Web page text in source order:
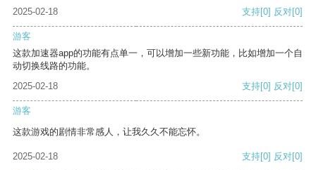
2025-02-18 支持[0] 反对[0]
游客
这款加速器app的功能有点单一，可以增加一些新功能，比如增加一个自
动切换线路的功能。
2025-02-18
支持[0] 反对[0]
游客
这款游戏的剧情非常感人，让我久久不能忘怀。
2025-02-18 支持[0] 反对[0]